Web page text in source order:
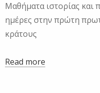
Μαθήματα ιστορίας και
ημέρες στην πρώτη
κράτους
Read more